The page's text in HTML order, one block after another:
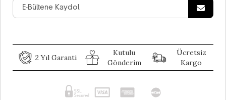
2 Yıl Garanti
Kutulu
Gönderim
Ücretsiz
Kargo